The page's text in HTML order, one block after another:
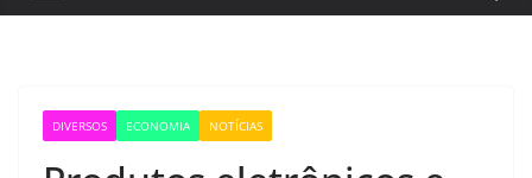
DIVERSOS ECONOMIA NOTÍCIAS